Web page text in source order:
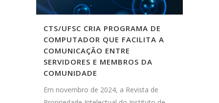
CTS/UFSC CRIA PROGRAMA DE
COMPUTADOR QUE FACILITA A
COMUNICAÇÃO ENTRE
SERVIDORES E MEMBROS DA
COMUNIDADE
Em novembro de 2024, a Revista de